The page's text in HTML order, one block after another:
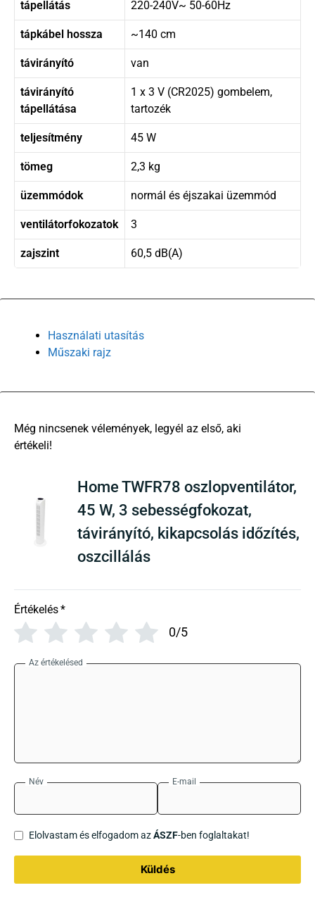
tápellátás 220-240V~ 50-60Hz
tápkábel hossza ~140 cm
távirányító van
távirányító
tápellátása
1 x 3 V (CR2025) gombelem,
tartozék
teljesítmény 45 W
tömeg 2,3 kg
üzemmódok normál és éjszakai üzemmód
ventilátorfokozatok 3
zajszint 60,5 dB(A)
Használati utasítás
Műszaki rajz
Home TWFR78 oszlopventilátor,
45 W, 3 sebességfokozat,
távirányító, kikapcsolás időzítés,
oszcillálás
Értékelés*
0/5
Az értékelésed
Név E-mail
Elolvastam és elfogadom azÁSZF-ben foglaltakat!
Küldés